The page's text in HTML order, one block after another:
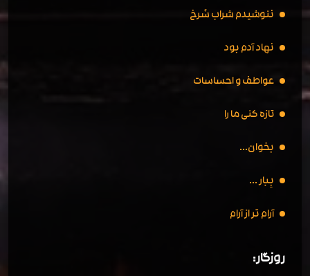
ننوشیدم شراب سُرخ
نهاد آدم بود
عواطف و احساسات
تازه کنی ما را
بخوان...
بِبار ...
آرام تر از آرام
روزگار: